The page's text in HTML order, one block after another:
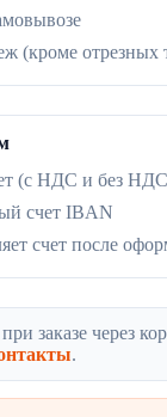
(кроме отрезных
(с НДС и без
счет IBAN
счет после
заказе через
.